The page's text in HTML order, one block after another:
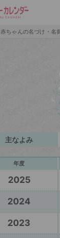
赤ちゃんの名づけ・名
主なよみ
年度
2025
2024
2023